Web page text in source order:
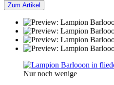
Zum Artikel
Nur noch wenige